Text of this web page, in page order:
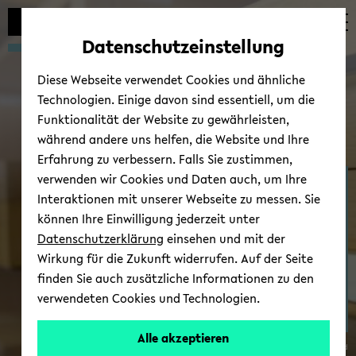
Automatische
vermeiden
zum
wechseln
zum
wechseln
zum
wechseln
Zen­trum für Theo­rien in
der his­to­ri­schen For­
schung
© Uni­ver­si­tät Bie­le­feld
Datenschutzeinstellung
Diese Webseite verwendet Cookies und ähnliche
Technologien. Einige davon sind essentiell, um die
Funktionalität der Website zu gewährleisten,
während andere uns helfen, die Website und Ihre
Erfahrung zu verbessern. Falls Sie zustimmen,
verwenden wir Cookies und Daten auch, um Ihre
Interaktionen mit unserer Webseite zu messen. Sie
können Ihre Einwilligung jederzeit unter
Datenschutzerklärung einsehen und mit der
Wirkung für die Zukunft widerrufen. Auf der Seite
finden Sie auch zusätzliche Informationen zu den
verwendeten Cookies und Technologien.
Alle akzeptieren